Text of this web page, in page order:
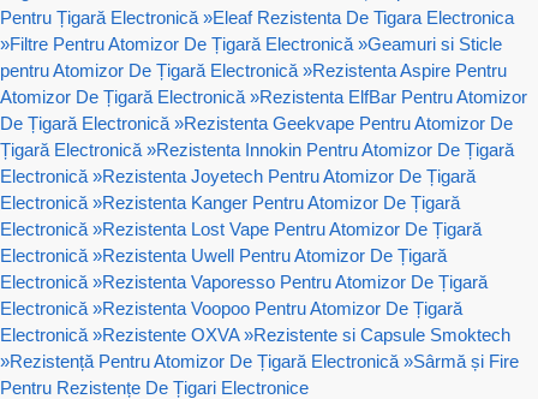
Pentru Țigară Electronică »Eleaf Rezistenta De Tigara Electronica
»Filtre Pentru Atomizor De Țigară Electronică »Geamuri si Sticle
pentru Atomizor De Țigară Electronică »Rezistenta Aspire Pentru
Atomizor De Țigară Electronică »Rezistenta ElfBar Pentru Atomizor
De Țigară Electronică »Rezistenta Geekvape Pentru Atomizor De
Țigară Electronică »Rezistenta Innokin Pentru Atomizor De Țigară
Electronică »Rezistenta Joyetech Pentru Atomizor De Țigară
Electronică »Rezistenta Kanger Pentru Atomizor De Țigară
Electronică »Rezistenta Lost Vape Pentru Atomizor De Țigară
Electronică »Rezistenta Uwell Pentru Atomizor De Țigară
Electronică »Rezistenta Vaporesso Pentru Atomizor De Țigară
Electronică »Rezistenta Voopoo Pentru Atomizor De Țigară
Electronică »Rezistente OXVA »Rezistente si Capsule Smoktech
»Rezistență Pentru Atomizor De Țigară Electronică »Sârmă și Fire
Pentru Rezistențe De Țigari Electronice